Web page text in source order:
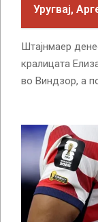
Уругвај,
Штајнмаер
кралицата
во Виндзор, а